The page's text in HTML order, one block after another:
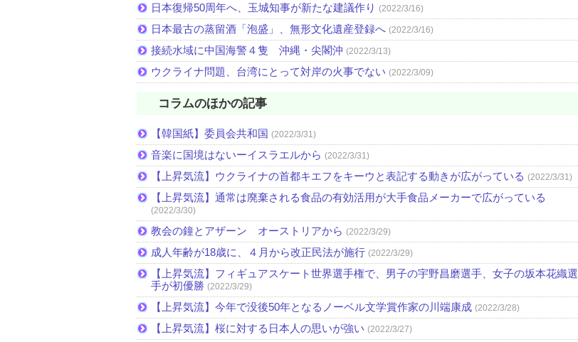
日本復帰50周年へ、玉城知事が新たな建議作り (2022/3/16)
日本最古の蒸留酒「泡盛」、無形文化遺産登録へ (2022/3/16)
接続水域に中国海警４隻 沖縄・尖閣沖 (2022/3/13)
ウクライナ問題、台湾にとって対岸の火事でない (2022/3/09)
コラムのほかの記事
【韓国紙】委員会共和国 (2022/3/31)
音楽に国境はないーイスラエルから (2022/3/31)
【上昇気流】ウクライナの首都キエフをキーウと表記する動きが広がっている (2022/3/31)
【上昇気流】通常は廃棄される食品の有効活用が大手食品メーカーで広がっている
(2022/3/30)
教会の鐘とアザーン オーストリアから (2022/3/29)
成人年齢が18歳に、４月から改正民法が施行 (2022/3/29)
【上昇気流】フィギュアスケート世界選手権で、男子の宇野昌磨選手、女子の坂本花織選
手が初優勝 (2022/3/29)
【上昇気流】今年で没後50年となるノーベル文学賞作家の川端康成 (2022/3/28)
【上昇気流】桜に対する日本人の思いが強い (2022/3/27)